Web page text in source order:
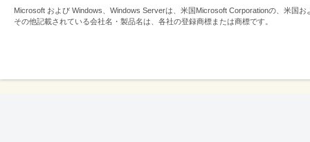
Microsoft および Windows、Windows Serverは、米国Microsoft Corporationの、米国
その他記載されている会社名・製品名は、各社の登録商標または商標です。